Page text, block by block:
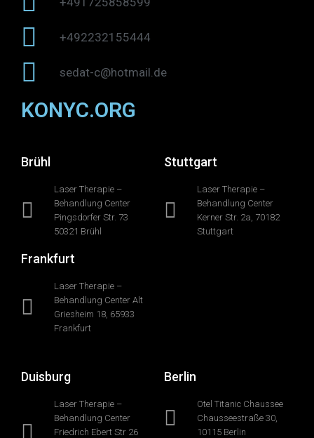
+492232155444
sedat-c@hotmail.de
KONYC.ORG
Brühl
Laser Therapie –
Behandlung Center
Pingsdorfer Str. 73
50321 Brühl
Stuttgart
Laser Therapie –
Behandlung Center
Kerner Str. 2a, 70182
Stuttgart
Frankfurt
Laser Therapie –
Behandlung Center Alt
Griesheim 18, 65933
Frankfurt
Duisburg
Laser Therapie –
Behandlung Center
Friedrich Ebert Str 26
Berlin
Otel Titanic Chaussee
Chausseestraße 30,
10115 Berlin